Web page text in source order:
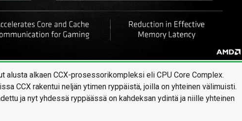
alusta alkaen CCX-prosessorikompleksi eli CPU Core Complex.
CCX rakentui neljän ytimen ryppäistä, joilla on yhteinen välimuisti.
ja nyt yhdessä ryppäässä on kahdeksan ydintä ja niille yhteinen